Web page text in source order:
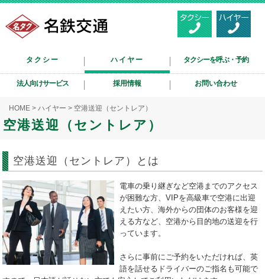
タクシー ハイヤー タクシーを呼ぶ・予約
法人向けサービス 採用情報 お問い合わせ
HOME > ハイヤー > 空港送迎（セントレア）
空港送迎（セントレア）
空港送迎（セントレア）とは
電車の乗り継ぎなど空港までのアクセス
が困難な方、VIPを高級車で空港に出迎
えたい方、海外からの団体のお客様を迎
える方など、空港から目的地の送迎を行
っています。
さらに事前にご予約をいただければ、英
語を話せるドライバーのご指名も可能で